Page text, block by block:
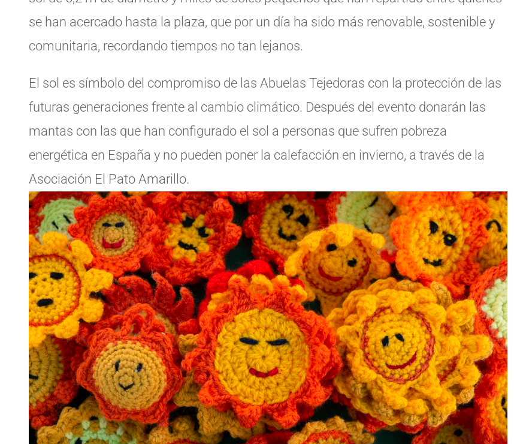
se han acercado hasta la plaza, que por un día ha sido más renovable, sostenible y
comunitaria, recordando tiempos no tan lejanos.
El sol es símbolo del compromiso de las Abuelas Tejedoras con la protección de las
futuras generaciones frente al cambio climático. Después del evento donarán las
mantas con las que han configurado el sol a personas que sufren pobreza
energética en España y no pueden poner la calefacción en invierno, a través de la
Asociación El Pato Amarillo.